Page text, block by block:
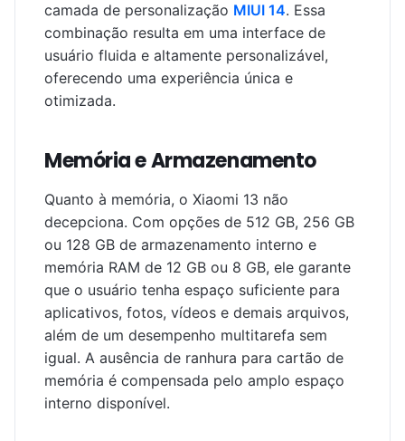
camada de personalização MIUI 14. Essa
combinação resulta em uma interface de
usuário fluida e altamente personalizável,
oferecendo uma experiência única e
otimizada.
Memória e Armazenamento
Quanto à memória, o Xiaomi 13 não
decepciona. Com opções de 512 GB, 256 GB
ou 128 GB de armazenamento interno e
memória RAM de 12 GB ou 8 GB, ele garante
que o usuário tenha espaço suficiente para
aplicativos, fotos, vídeos e demais arquivos,
além de um desempenho multitarefa sem
igual. A ausência de ranhura para cartão de
memória é compensada pelo amplo espaço
interno disponível.